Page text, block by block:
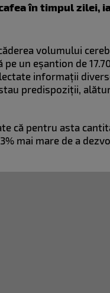
în timpul zilei,
volumului
un eșantion de
informații
predispoziții,
că pentru asta
mai mare de a